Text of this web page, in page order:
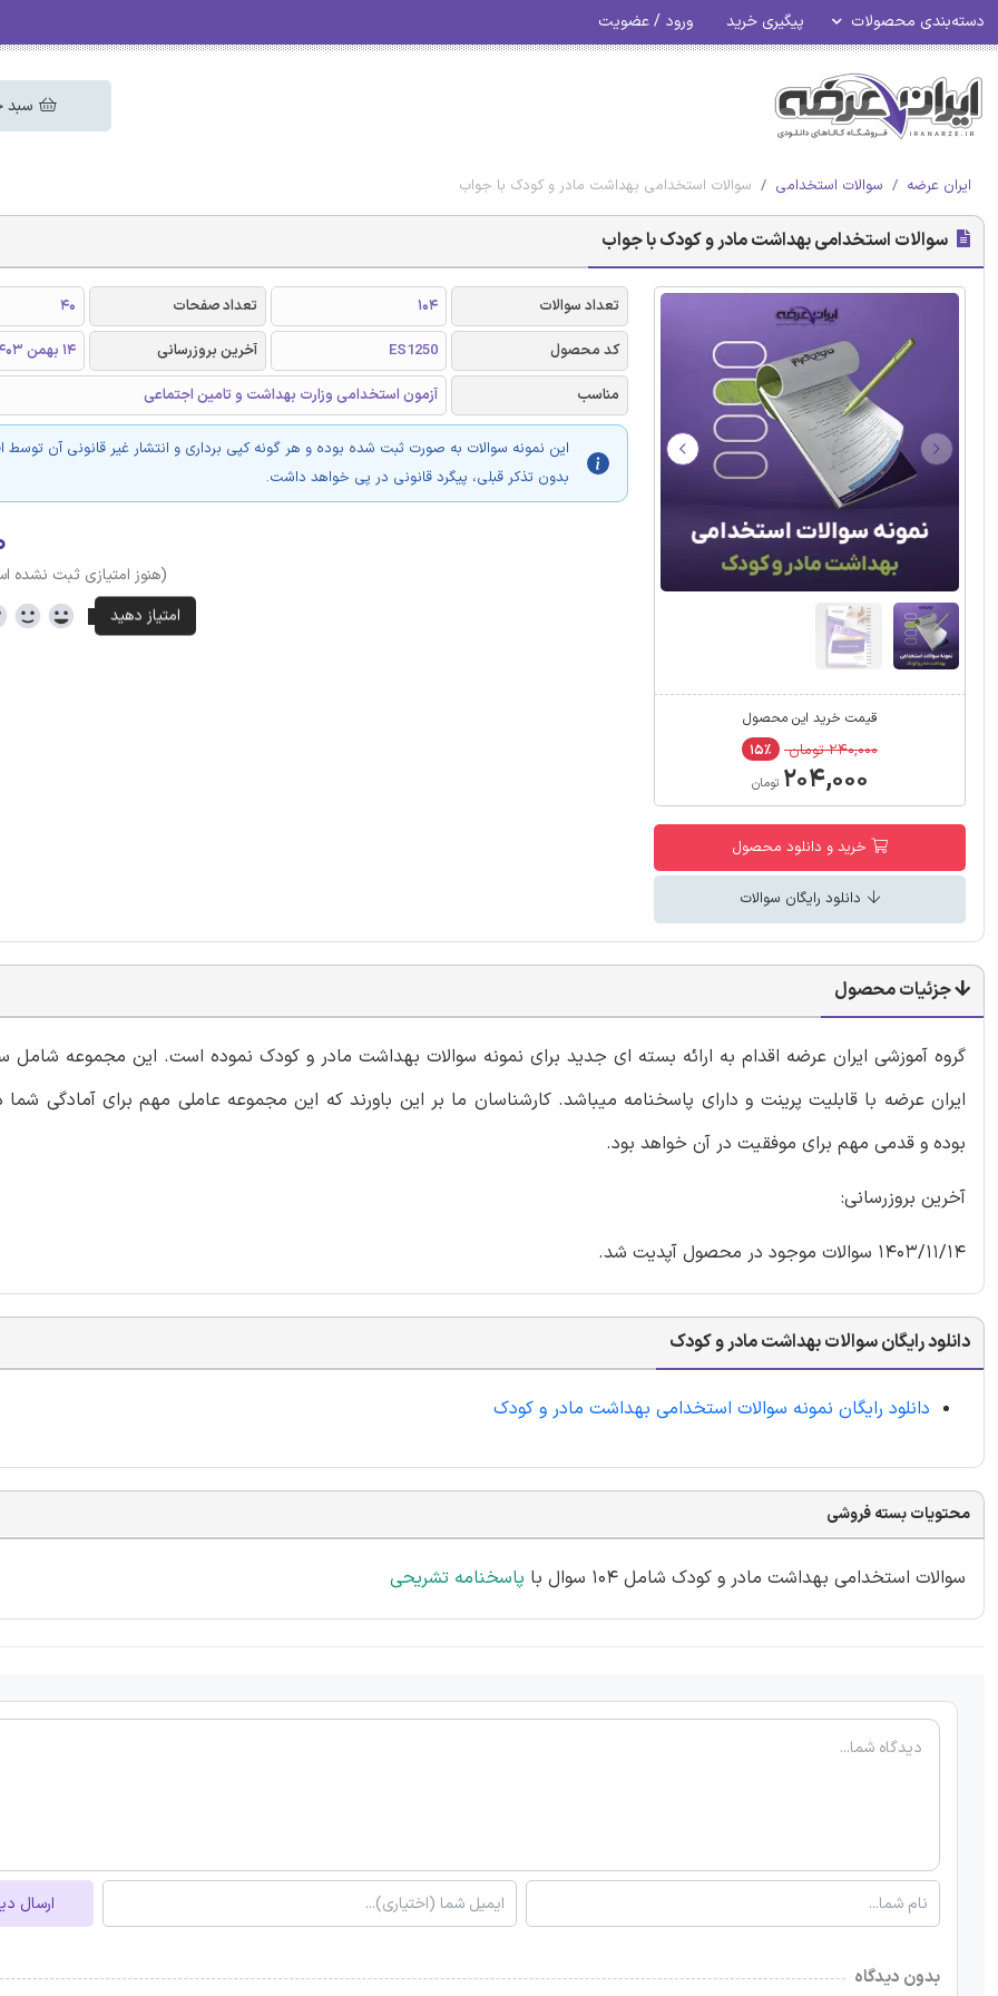
دسته‌بندی محصولات پیگیری خرید ورود / عضویت
سبد
ایران عرضه سوالات استخدامی سوالات استخدامی بهداشت مادر و کودک با جواب
سوالات استخدامی بهداشت مادر و کودک با جواب
قیمت خرید این محصول
۲۴۰,۰۰۰ تومان ۱۵٪
۲۰۴,۰۰۰ تومان
خرید و دانلود محصول
دانلود رایگان سوالات
تعداد سوالات 104 تعداد صفحات
40
کد محصول
ES1250 آخرین بروزرسانی
14 بهمن 1403
مناسب
آزمون استخدامی وزارت بهداشت و تامین اجتماعی
این نمونه سوالات به صورت ثبت شده بوده و هر گونه کپی برداری و انتشار غیر قانونی آن توسط
بدون تذکر قبلی، پیگرد قانونی در پی خواهد داشت.
(هنوز امتیازی ثبت نشده
جزئیات محصول
گروه آموزشی ایران عرضه اقدام به ارائه بسته ای جدید برای نمونه سوالات بهداشت مادر و کودک نموده است. این مجموعه شامل
ایران عرضه با قابلیت پرینت و دارای پاسخنامه میباشد. کارشناسان ما بر این باورند که این مجموعه عاملی مهم برای آمادگی شما
بوده و قدمی مهم برای موفقیت در آن خواهد بود.
آخرین بروزرسانی:
1403/11/14 سوالات موجود در محصول آپدیت شد.
دانلود رایگان سوالات بهداشت مادر و کودک
دانلود رایگان نمونه سوالات استخدامی بهداشت مادر و کودک
محتویات بسته فروشی
سوالات استخدامی بهداشت مادر و کودک شامل 104 سوال با پاسخنامه تشریحی
ارسال
بدون دیدگاه